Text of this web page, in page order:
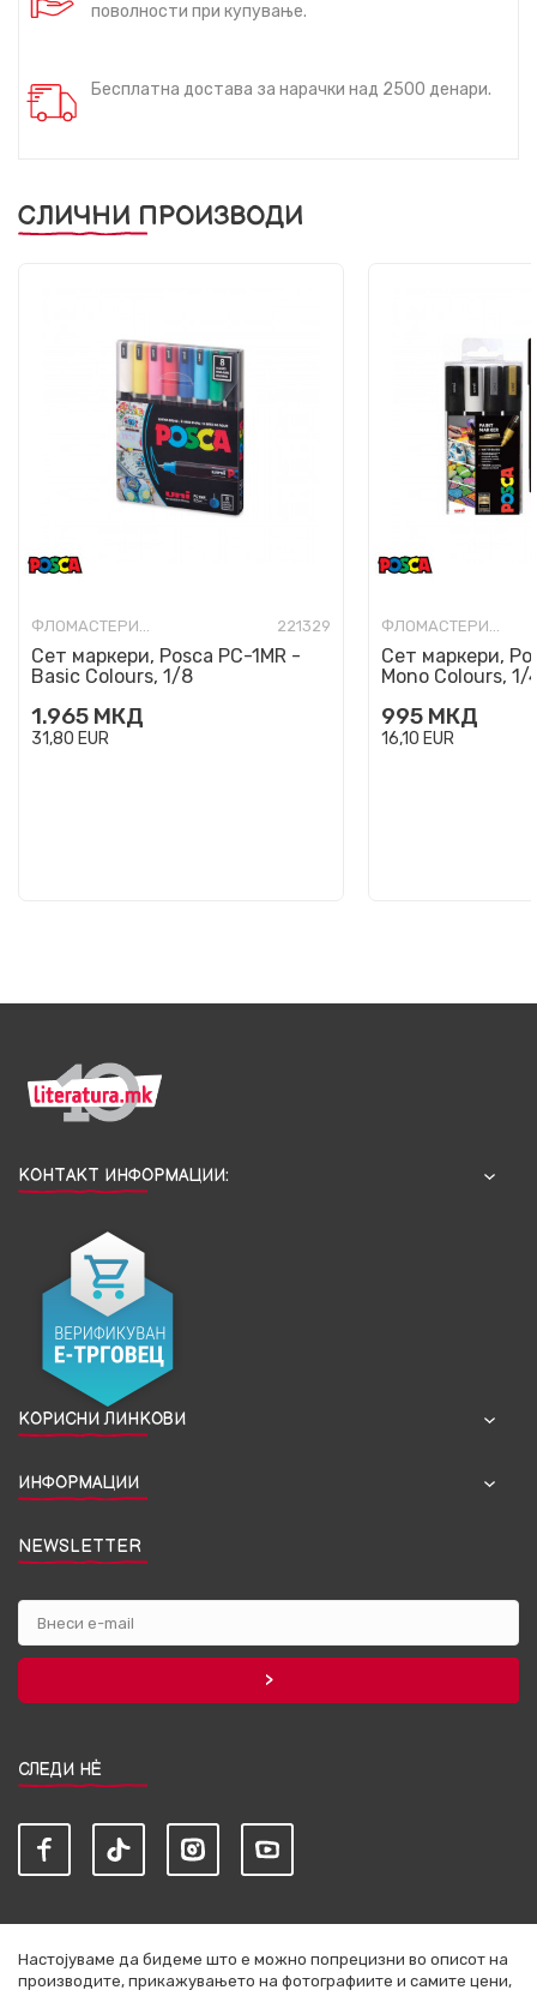
поволности при купување.
Бесплатна достава за нарачки над 2500 денари.
СЛИЧНИ ПРОИЗВОДИ
ФЛОМАСТЕРИ-УМЕТНИЧКИ 221329
Сет маркери, Posca PC-1MR -
Basic Colours, 1/8
1.965 МКД
31,80 EUR
ФЛОМАСТЕРИ-УМЕТНИЧКИ
Сет маркери,
Mono Colours, 1/
995 МКД
16,10 EUR
КОНТАКТ ИНФОРМАЦИИ:
КОРИСНИ ЛИНКОВИ
ИНФОРМАЦИИ
NEWSLETTER
СЛЕДИ НЀ
Настојуваме да бидеме што е можно попрецизни во описот на
производите, прикажувањето на фотографиите и самите цени,